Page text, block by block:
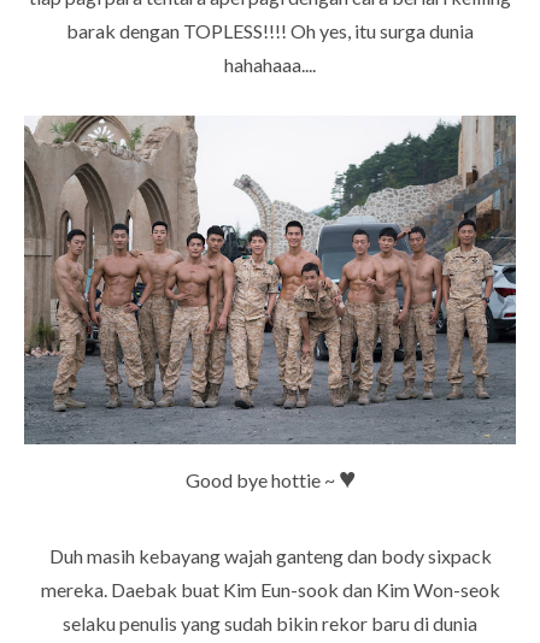
barak dengan TOPLESS!!!! Oh yes, itu surga dunia
hahahaaa....
Good bye hottie ~ ♥
Duh masih kebayang wajah ganteng dan body sixpack
mereka. Daebak buat Kim Eun-sook dan Kim Won-seok
selaku penulis yang sudah bikin rekor baru di dunia